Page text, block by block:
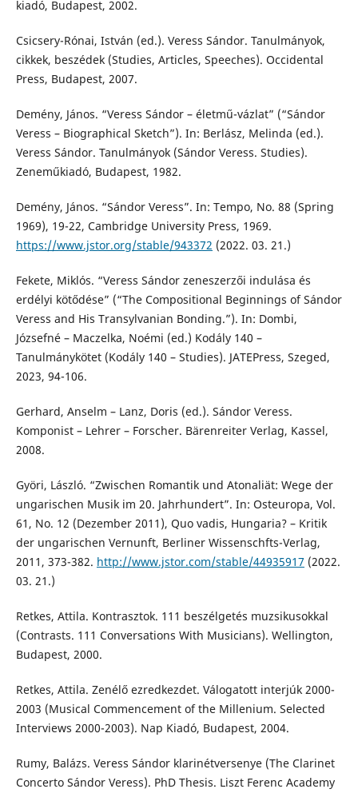
kiadó, Budapest, 2002.
Csicsery-Rónai, István (ed.). Veress Sándor. Tanulmányok,
cikkek, beszédek (Studies, Articles, Speeches). Occidental
Press, Budapest, 2007.
Demény, János. “Veress Sándor – életmű-vázlat” (“Sándor
Veress – Biographical Sketch”). In: Berlász, Melinda (ed.).
Veress Sándor. Tanulmányok (Sándor Veress. Studies).
Zeneműkiadó, Budapest, 1982.
Demény, János. “Sándor Veress”. In: Tempo, No. 88 (Spring
1969), 19-22, Cambridge University Press, 1969.
https://www.jstor.org/stable/943372 (2022. 03. 21.)
Fekete, Miklós. “Veress Sándor zeneszerzői indulása és
erdélyi kötődése” (“The Compositional Beginnings of Sándor
Veress and His Transylvanian Bonding.”). In: Dombi,
Józsefné – Maczelka, Noémi (ed.) Kodály 140 –
Tanulmánykötet (Kodály 140 – Studies). JATEPress, Szeged,
2023, 94-106.
Gerhard, Anselm – Lanz, Doris (ed.). Sándor Veress.
Komponist – Lehrer – Forscher. Bärenreiter Verlag, Kassel,
2008.
Györi, László. “Zwischen Romantik und Atonaliät: Wege der
ungarischen Musik im 20. Jahrhundert”. In: Osteuropa, Vol.
61, No. 12 (Dezember 2011), Quo vadis, Hungaria? – Kritik
der ungarischen Vernunft, Berliner Wissenschfts-Verlag,
2011, 373-382. http://www.jstor.com/stable/44935917 (2022.
03. 21.)
Retkes, Attila. Kontrasztok. 111 beszélgetés muzsikusokkal
(Contrasts. 111 Conversations With Musicians). Wellington,
Budapest, 2000.
Retkes, Attila. Zenélő ezredkezdet. Válogatott interjúk 2000-
2003 (Musical Commencement of the Millenium. Selected
Interviews 2000-2003). Nap Kiadó, Budapest, 2004.
Rumy, Balázs. Veress Sándor klarinétversenye (The Clarinet
Concerto Sándor Veress). PhD Thesis. Liszt Ferenc Academy